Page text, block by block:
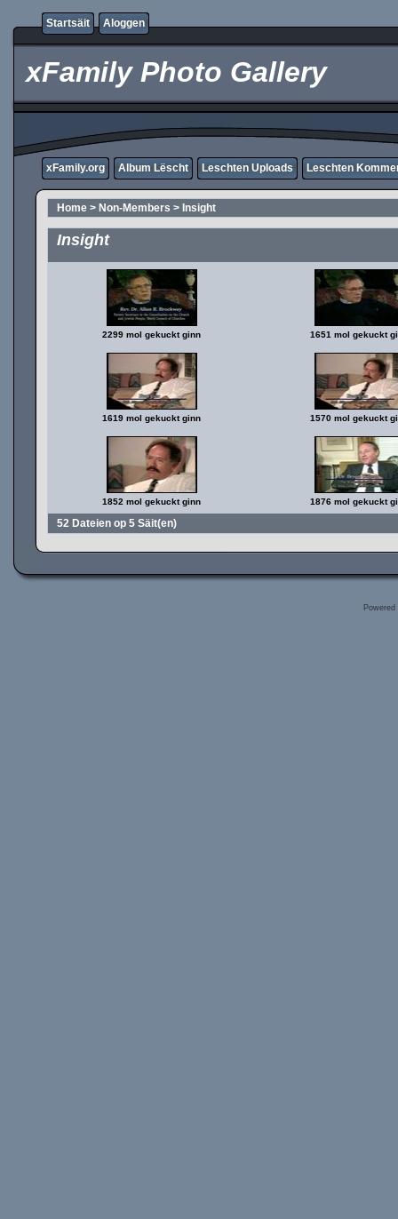
Startsäit Aloggen
xFamily Photo Gallery
xFamily.org Album Lëscht Leschten Uploads Leschten
Home > Non-Members > Insight
Insight
2299 mol gekuckt ginn 1651 mol gekuckt
1619 mol gekuckt ginn 1570 mol gekuckt
1852 mol gekuckt ginn 1876 mol gekuckt
52 Dateien op 5 Säit(en)